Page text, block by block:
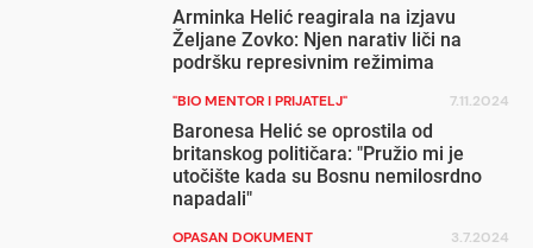
Arminka Helić reagirala na izjavu
Željane Zovko: Njen narativ liči na
podršku represivnim režimima
"BIO MENTOR I PRIJATELJ" 7.11.2024
Baronesa Helić se oprostila od
britanskog političara: "Pružio mi je
utočište kada su Bosnu nemilosrdno
napadali"
OPASAN DOKUMENT 3.7.2024